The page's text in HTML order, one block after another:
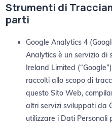
Strumenti di
parti
Google Analytics 4
Analytics è un servizio di
Ireland Limited
raccolti allo scopo di
questo Sito Web,
altri servizi sviluppati da
utilizzare i Dati Personali